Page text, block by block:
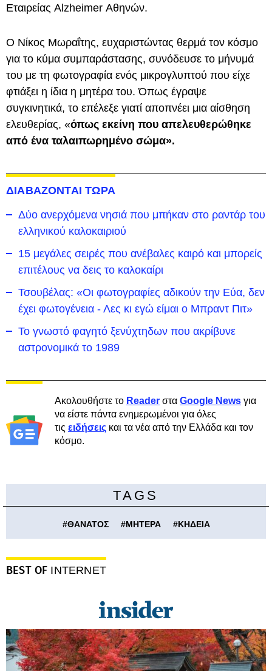
Εταιρείας Alzheimer Αθηνών.
Ο Νίκος Μωραΐτης, ευχαριστώντας θερμά τον κόσμο
για το κύμα συμπαράστασης, συνόδευσε το μήνυμά
του με τη φωτογραφία ενός μικρογλυπτού που είχε
φτιάξει η ίδια η μητέρα του. Όπως έγραψε
συγκινητικά, το επέλεξε γιατί αποπνέει μια αίσθηση
ελευθερίας, «όπως εκείνη που απελευθερώθηκε
από ένα ταλαιπωρημένο σώμα».
ΔΙΑΒΑΖΟΝΤΑΙ ΤΩΡΑ
Δύο ανερχόμενα νησιά που μπήκαν στο ραντάρ του
ελληνικού καλοκαιριού
15 μεγάλες σειρές που ανέβαλες καιρό και μπορείς
επιτέλους να δεις το καλοκαίρι
Τσουβέλας: «Οι φωτογραφίες αδικούν την Εύα, δεν
έχει φωτογένεια - Λες κι εγώ είμαι ο Μπραντ Πιτ»
Το γνωστό φαγητό ξενύχτηδων που ακρίβυνε
αστρονομικά το 1989
Ακολουθήστε το Reader στα Google News για
να είστε πάντα ενημερωμένοι για όλες
τις ειδήσεις και τα νέα από την Ελλάδα και τον
κόσμο.
TAGS
#ΘΑΝΑΤΟΣ #ΜΗΤΕΡΑ #ΚΗΔΕΙΑ
BEST OF INTERNET